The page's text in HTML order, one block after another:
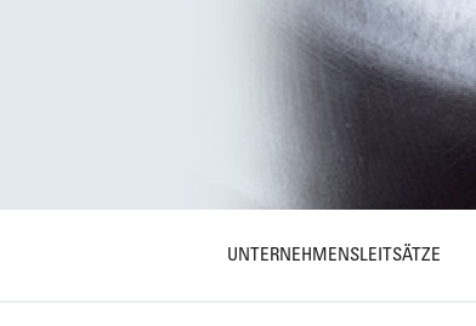
UNTERNEHMENSLEITSÄTZE